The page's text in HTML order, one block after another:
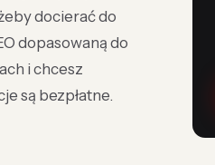
docierać do
dopasowaną do
i chcesz
są bezpłatne.